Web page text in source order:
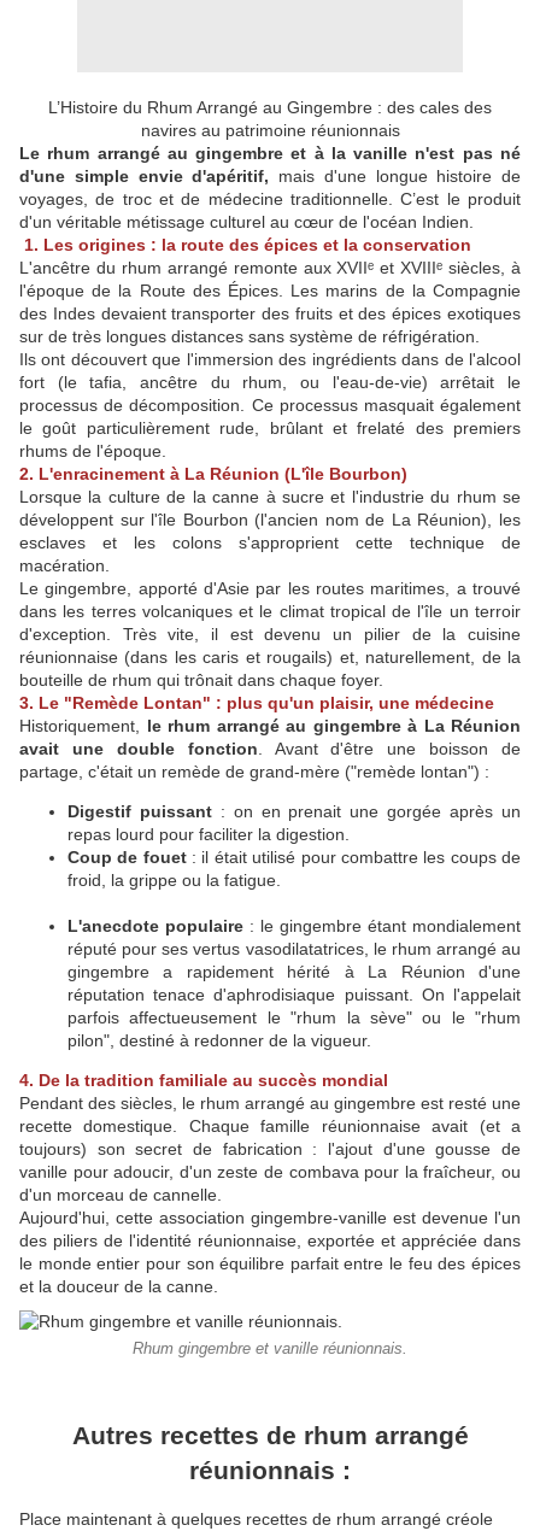
L’Histoire du Rhum Arrangé au Gingembre : des cales des
navires au patrimoine réunionnais
Le rhum arrangé au gingembre et à la vanille n'est pas né
d'une simple envie d'apéritif, mais d'une longue histoire de
voyages, de troc et de médecine traditionnelle. C’est le produit
d'un véritable métissage culturel au cœur de l'océan Indien.
1. Les origines : la route des épices et la conservation
L'ancêtre du rhum arrangé remonte aux XVIIᵉ et XVIIIᵉ siècles, à
l'époque de la Route des Épices. Les marins de la Compagnie
des Indes devaient transporter des fruits et des épices exotiques
sur de très longues distances sans système de réfrigération.
Ils ont découvert que l'immersion des ingrédients dans de l'alcool
fort (le tafia, ancêtre du rhum, ou l'eau-de-vie) arrêtait le
processus de décomposition. Ce processus masquait également
le goût particulièrement rude, brûlant et frelaté des premiers
rhums de l'époque.
2. L'enracinement à La Réunion (L'île Bourbon)
Lorsque la culture de la canne à sucre et l'industrie du rhum se
développent sur l'île Bourbon (l'ancien nom de La Réunion), les
esclaves et les colons s'approprient cette technique de
macération.
Le gingembre, apporté d'Asie par les routes maritimes, a trouvé
dans les terres volcaniques et le climat tropical de l'île un terroir
d'exception. Très vite, il est devenu un pilier de la cuisine
réunionnaise (dans les caris et rougails) et, naturellement, de la
bouteille de rhum qui trônait dans chaque foyer.
3. Le "Remède Lontan" : plus qu'un plaisir, une médecine
Historiquement,
le rhum arrangé au gingembre à La Réunion
avait une double fonction . Avant d'être une boisson de
partage, c'était un remède de grand-mère ("remède lontan") :
Digestif puissant : on en prenait une gorgée après un
repas lourd pour faciliter la digestion.
Coup de fouet : il était utilisé pour combattre les coups de
froid, la grippe ou la fatigue.
L'anecdote populaire : le gingembre étant mondialement
réputé pour ses vertus vasodilatatrices, le rhum arrangé au
gingembre a rapidement hérité à La Réunion d'une
réputation tenace d'aphrodisiaque puissant. On l'appelait
parfois affectueusement le "rhum la sève" ou le "rhum
pilon", destiné à redonner de la vigueur.
4. De la tradition familiale au succès mondial
Pendant des siècles, le rhum arrangé au gingembre est resté une
recette domestique. Chaque famille réunionnaise avait (et a
toujours) son secret de fabrication : l'ajout d'une gousse de
vanille pour adoucir, d'un zeste de combava pour la fraîcheur, ou
d'un morceau de cannelle.
Aujourd'hui, cette association gingembre-vanille est devenue l'un
des piliers de l'identité réunionnaise, exportée et appréciée dans
le monde entier pour son équilibre parfait entre le feu des épices
et la douceur de la canne.
Rhum gingembre et vanille réunionnais.
Autres recettes de rhum arrangé
réunionnais :
Place maintenant à quelques recettes de rhum arrangé créole